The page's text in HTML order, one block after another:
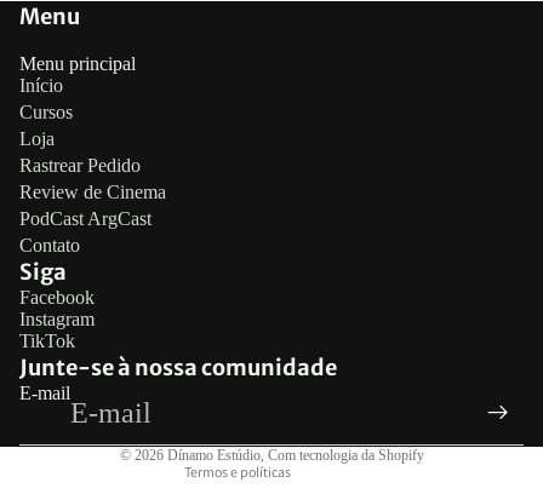
Menu
Menu principal
Início
Cursos
Loja
Rastrear Pedido
Review de Cinema
PodCast ArgCast
Contato
Siga
Facebook
Instagram
TikTok
Junte-se à nossa comunidade
E-mail
© 2026 Dínamo Estúdio, Com tecnologia da Shopify
Termos e políticas
Termos de serviço
Informações de contato